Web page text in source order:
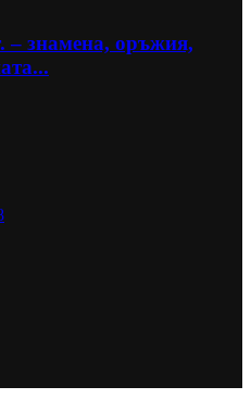
– знамена, оръжия,